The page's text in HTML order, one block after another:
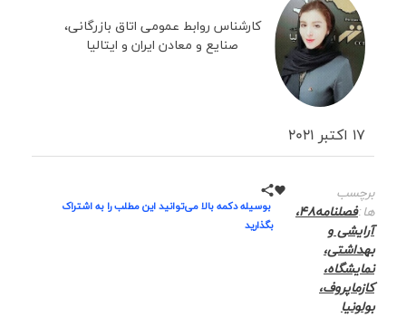
کارشناس روابط عمومی اتاق بازرگانی،
صنایع و معادن ایران و ایتالیا
17 اکتبر 2021
برچسب
ها:
فصلنامه48،
آرایشی و
بهداشتی،
نمایشگاه،
کازماپروف،
بولونیا
بوسیله دکمه بالا می‌توانید این مطلب را به اشتراک
بگذارید